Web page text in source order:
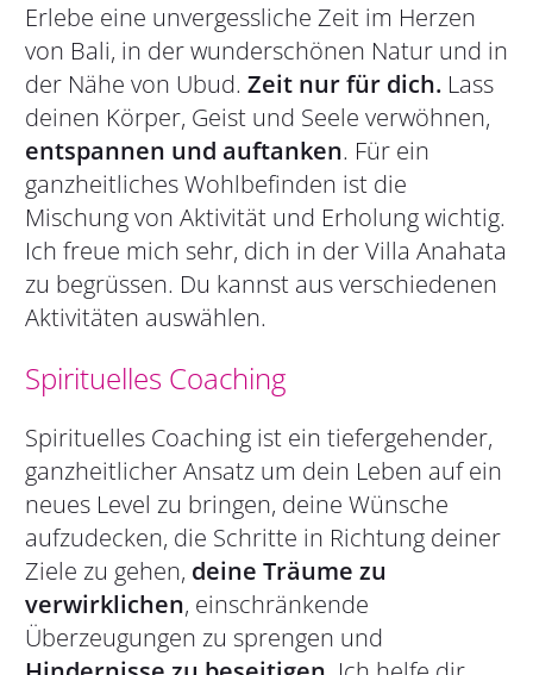
Erlebe eine unvergessliche Zeit im Herzen
von Bali, in der wunderschönen Natur und in
der Nähe von Ubud. Zeit nur für dich. Lass
deinen Körper, Geist und Seele verwöhnen,
entspannen und auftanken. Für ein
ganzheitliches Wohlbefinden ist die
Mischung von Aktivität und Erholung wichtig.
Ich freue mich sehr, dich in der Villa Anahata
zu begrüssen. Du kannst aus verschiedenen
Aktivitäten auswählen.
Spirituelles Coaching
Spirituelles Coaching ist ein tiefergehender,
ganzheitlicher Ansatz um dein Leben auf ein
neues Level zu bringen, deine Wünsche
aufzudecken, die Schritte in Richtung deiner
Ziele zu gehen, deine Träume zu
verwirklichen, einschränkende
Überzeugungen zu sprengen und